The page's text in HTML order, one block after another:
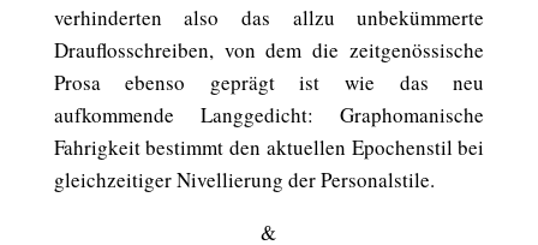
verhinderten also das allzu unbekümmerte
Drauflosschreiben, von dem die zeitgenössische
Prosa ebenso geprägt ist wie das neu
aufkommende Langgedicht: Graphomanische
Fahrigkeit bestimmt den aktuellen Epochenstil bei
gleichzeitiger Nivellierung der Personalstile.
&